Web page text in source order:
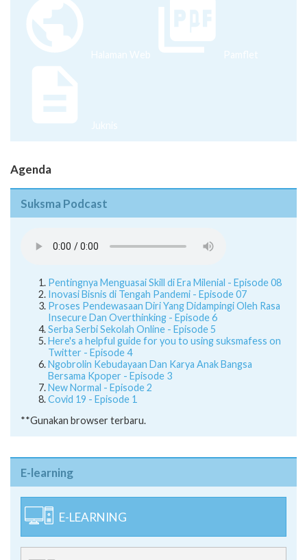
Halaman Web Pamflet
Juknis
Agenda
Suksma Podcast
Pentingnya Menguasai Skill di Era Milenial - Episode 08
Inovasi Bisnis di Tengah Pandemi - Episode 07
Proses Pendewasaan Diri Yang Didampingi Oleh Rasa
Insecure Dan Overthinking - Episode 6
Serba Serbi Sekolah Online - Episode 5
Here's a helpful guide for you to using suksmafess on
Twitter - Episode 4
Ngobrolin Kebudayaan Dan Karya Anak Bangsa
Bersama Kpoper - Episode 3
New Normal - Episode 2
Covid 19 - Episode 1
**Gunakan browser terbaru.
E-learning
E-LEARNING